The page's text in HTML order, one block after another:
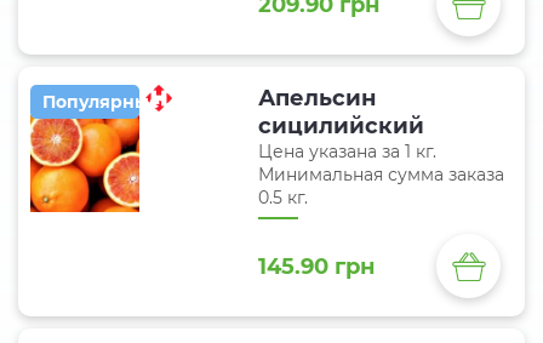
Популярные
Апельсин
сицилийский
Цена указана за 1 кг.
Минимальная сумма заказа
0.5 кг.
145.90 грн